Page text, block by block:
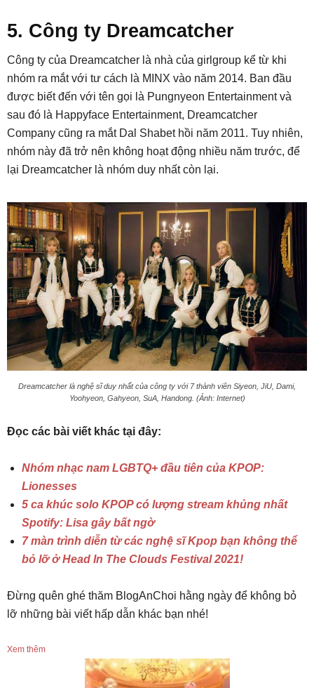
5. Công ty Dreamcatcher
Công ty của Dreamcatcher là nhà của girlgroup kể từ khi
nhóm ra mắt với tư cách là MINX vào năm 2014. Ban đầu
được biết đến với tên gọi là Pungnyeon Entertainment và
sau đó là Happyface Entertainment, Dreamcatcher
Company cũng ra mắt Dal Shabet hồi năm 2011. Tuy nhiên,
nhóm này đã trở nên không hoạt động nhiều năm trước, để
lại Dreamcatcher là nhóm duy nhất còn lại.
Dreamcatcher là nghệ sĩ duy nhất của công ty với 7 thành viên Siyeon, JiU, Dami,
Yoohyeon, Gahyeon, SuA, Handong. (Ảnh: Internet)
Đọc các bài viết khác tại đây:
Nhóm nhạc nam LGBTQ+ đầu tiên của KPOP:
Lionesses
5 ca khúc solo KPOP có lượng stream khủng nhất
Spotify: Lisa gây bất ngờ
7 màn trình diễn từ các nghệ sĩ Kpop bạn không thể
bỏ lỡ ở Head In The Clouds Festival 2021!
Đừng quên ghé thăm BlogAnChoi hằng ngày để không bỏ
lỡ những bài viết hấp dẫn khác bạn nhé!
Xem thêm